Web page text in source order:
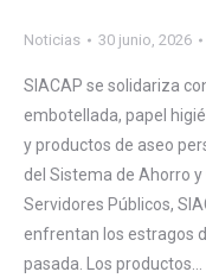
Noticias 30 junio, 2026
SIACAP se solidariza
embotellada, papel
y productos de aseo
del Sistema de Ahorro
Servidores Públicos,
enfrentan los estragos
pasada. Los productos…